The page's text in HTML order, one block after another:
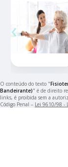
‹
O conteúdo do texto "
Bandeirante)" é de direito
links, é proibida sem a
Código Penal – Lei 9610/98 -